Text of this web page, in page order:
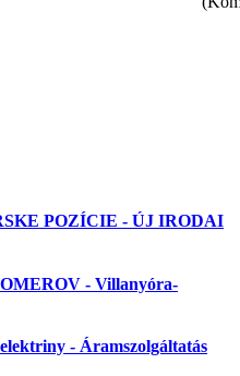
POZÍCIE - ÚJ IRODAI
- Villanyóra-
- Áramszolgáltatás